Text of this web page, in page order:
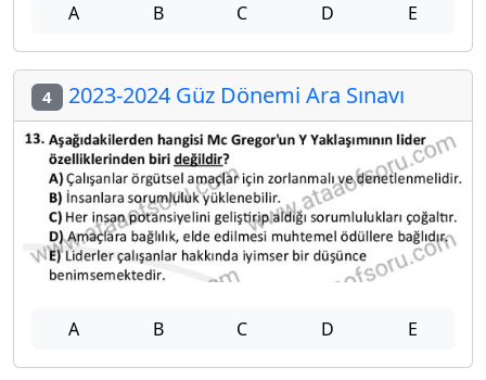
A B C D E
4 2023-2024 Güz Dönemi Ara Sınavı
A B C D E